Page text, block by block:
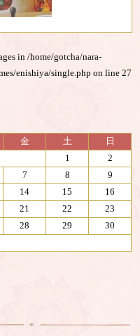
in/home/gotcha/nara-
enishiya/single.php on line27
金 土
日
1
2
7 8
9
14 15
16
21 22
23
28 29
30